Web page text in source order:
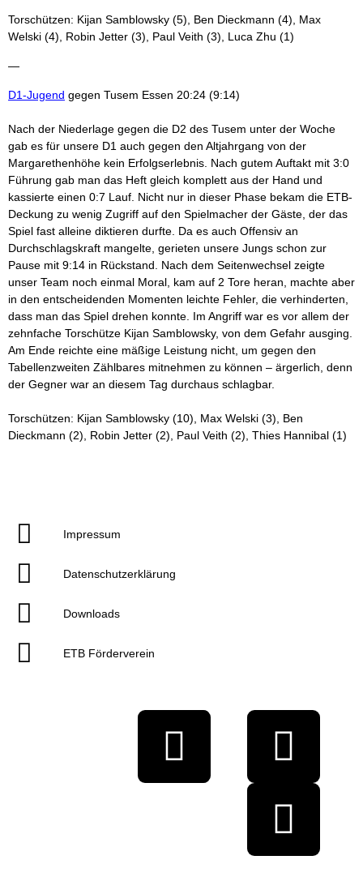
Torschützen: Kijan Samblowsky (5), Ben Dieckmann (4), Max
Welski (4), Robin Jetter (3), Paul Veith (3), Luca Zhu (1)
—
D1-Jugend gegen Tusem Essen 20:24 (9:14)
Nach der Niederlage gegen die D2 des Tusem unter der Woche
gab es für unsere D1 auch gegen den Altjahrgang von der
Margarethenhöhe kein Erfolgserlebnis. Nach gutem Auftakt mit 3:0
Führung gab man das Heft gleich komplett aus der Hand und
kassierte einen 0:7 Lauf. Nicht nur in dieser Phase bekam die ETB-
Deckung zu wenig Zugriff auf den Spielmacher der Gäste, der das
Spiel fast alleine diktieren durfte. Da es auch Offensiv an
Durchschlagskraft mangelte, gerieten unsere Jungs schon zur
Pause mit 9:14 in Rückstand. Nach dem Seitenwechsel zeigte
unser Team noch einmal Moral, kam auf 2 Tore heran, machte aber
in den entscheidenden Momenten leichte Fehler, die verhinderten,
dass man das Spiel drehen konnte. Im Angriff war es vor allem der
zehnfache Torschütze Kijan Samblowsky, von dem Gefahr ausging.
Am Ende reichte eine mäßige Leistung nicht, um gegen den
Tabellenzweiten Zählbares mitnehmen zu können – ärgerlich, denn
der Gegner war an diesem Tag durchaus schlagbar.
Torschützen: Kijan Samblowsky (10), Max Welski (3), Ben
Dieckmann (2), Robin Jetter (2), Paul Veith (2), Thies Hannibal (1)
Impressum
Datenschutzerklärung
Downloads
ETB Förderverein